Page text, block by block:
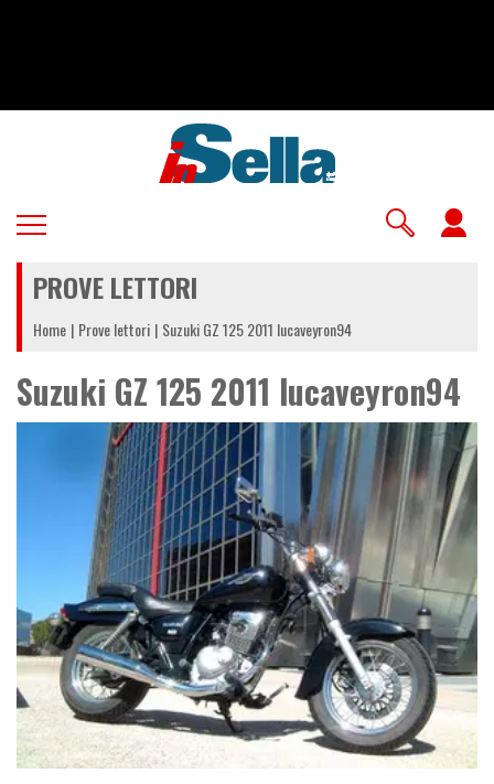
PROVE LETTORI
Home Prove lettori Suzuki GZ 125 2011 lucaveyron94
Suzuki GZ 125 2011 lucaveyron94